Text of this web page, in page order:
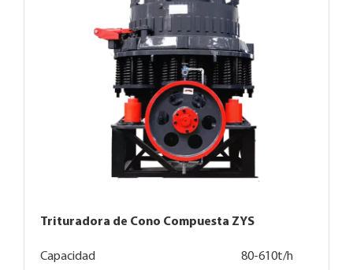
Trituradora de Cono Compuesta ZYS
Capacidad
80-610t/h